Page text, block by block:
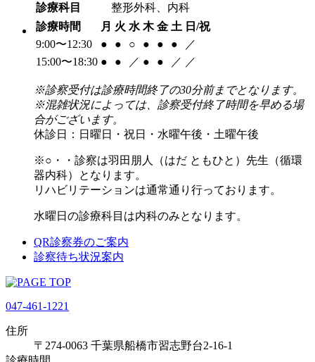
診療科目
整形外科、内科
診療時間
月 火 水 木 金 土 日/祝
9:00〜12:30
● ● ○ ● ● ●
／
15:00〜18:30 ● ● ／ ● ● ／ ／
※診察受付は診療時間終了の30分前までとなります。
※混雑状況によっては、診察受付終了時間を早める場
合がございます。
休診日：日曜日・祝日・水曜午後・土曜午後
※○・・診察は羽田朋人（はだ ともひと）先生（循環
器内科）となります。
リハビリテーションは通常通り行っております。
水曜日の診療科目は内科のみとなります。
QR診察券のご案内
診察待ち状況案内
047-461-1221
住所
〒274-0063 千葉県船橋市習志野台2-16-1